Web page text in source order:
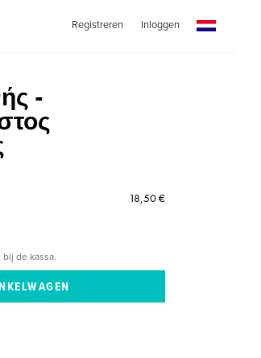
Registreren Inloggen
-
18,50 €
de kassa.